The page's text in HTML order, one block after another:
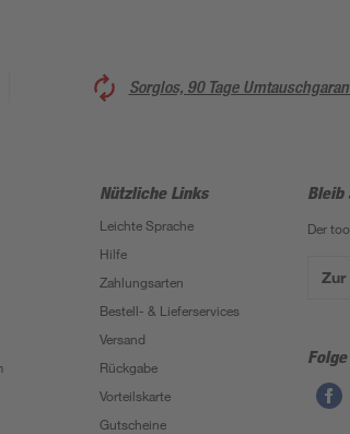
Sorglos, 90 Tage
Nützliche Links
Leichte Sprache
Hilfe
Zahlungsarten
Bestell- & Lieferservices
Versand
Rückgabe
Vorteilskarte
Gutscheine
Bleib
Der
Zur